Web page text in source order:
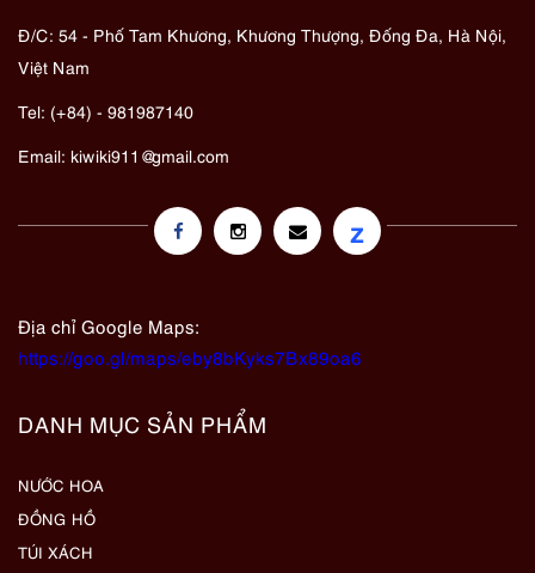
Đ/C: 54 - Phố Tam Khương, Khương Thượng, Đống Đa, Hà Nội,
Việt Nam
Tel: (+84) - 981987140
Email: kiwiki911@gmail.com
z
Địa chỉ Google Maps:
https://goo.gl/maps/eby8bKyks7Bx89oa6
DANH MỤC SẢN PHẨM
NƯỚC HOA
ĐỒNG HỒ
TÚI XÁCH